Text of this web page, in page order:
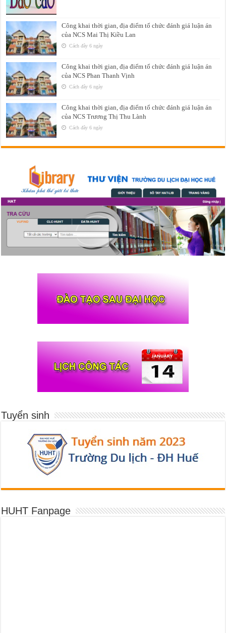
Công khai thời gian, địa điểm tổ chức đánh giá luận án
của NCS Mai Thị Kiều Lan
Cách đây 6 ngày
Công khai thời gian, địa điểm tổ chức đánh giá luận án
của NCS Phan Thanh Vịnh
Cách đây 6 ngày
Công khai thời gian, địa điểm tổ chức đánh giá luận án
của NCS Trương Thị Thu Lành
Cách đây 6 ngày
Tuyển sinh
HUHT Fanpage